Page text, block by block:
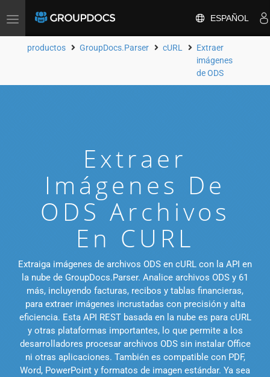
Toggle
ESPAÑOL
productos GroupDocs.Parser cURL
Extraer
imágenes
de ODS
Extraer
Imágenes De
ODS Archivos
En CURL
Extraiga imágenes de archivos ODS en cURL con la API en
la nube de GroupDocs.Parser. Analice archivos ODS y 61
más, incluyendo facturas, recibos y tablas financieras,
para extraer imágenes incrustadas con precisión y alta
eficiencia. Esta API REST basada en la nube es para cURL
y otras plataformas importantes, lo que permite a los
desarrolladores procesar archivos ODS sin instalar Office
ni otras aplicaciones. También es compatible con PDF,
Word, PowerPoint y formatos de imagen estándar. Ya sea